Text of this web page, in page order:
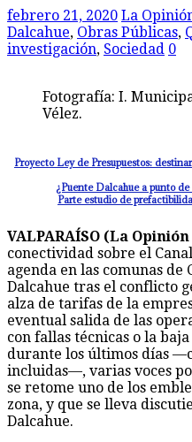
febrero 21, 2020 La
Dalcahue, Obras Públicas,
investigación, Sociedad 0
Fotografía: I.
Vélez.
Proyecto Ley de Presupuestos:
¿Puente Dalcahue a punto
Parte estudio de
VALPARAÍSO (La
conectividad sobre el
agenda en las comunas de
Dalcahue tras el conflicto
alza de tarifas de la
eventual salida de las
con fallas técnicas o la
durante los últimos días
incluidas—, varias voces
se retome uno de los
zona, y que se lleva
Dalcahue.